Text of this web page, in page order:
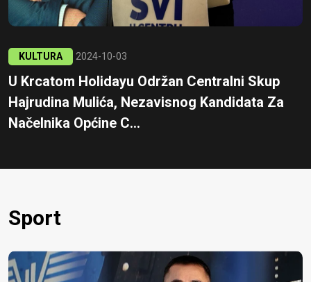
KULTURA 2024-10-03
U Krcatom Holidayu Održan Centralni Skup
Hajrudina Mulića, Nezavisnog Kandidata Za
Načelnika Općine C...
Sport